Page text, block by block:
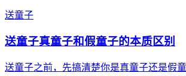
送童子
送童子真童子和假童子的本质区别
送童子之前，先搞清楚你是真童子还是假